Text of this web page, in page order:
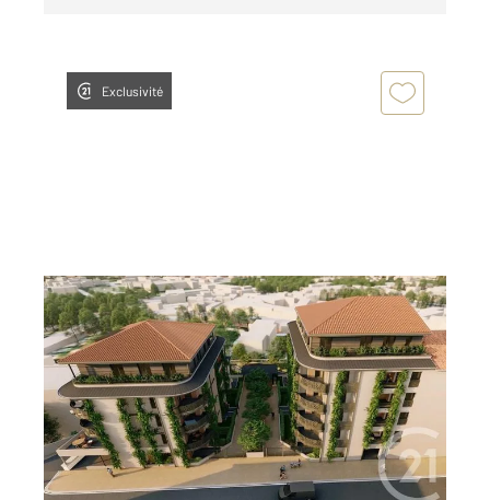
Exclusivité
LE PUY EN VELAY 43
81,89 m2, 4 pièces
Ref : 2079
Appartement T3 à vendre
339 500 €
« Les Balcons d'Anicium » Idéalement situé au